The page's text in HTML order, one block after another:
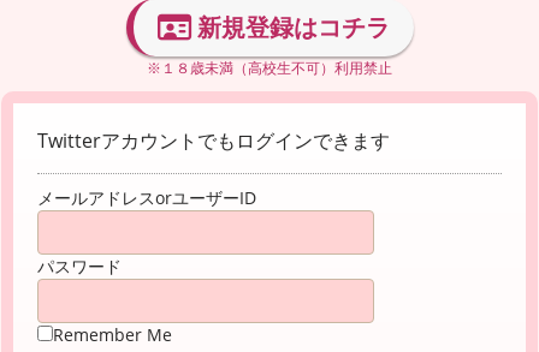
新規登録はコチラ
※１８歳未満（高校生不可）利用禁止
Twitterアカウントでもログインできます
メールアドレスorユーザーID
パスワード
Remember Me